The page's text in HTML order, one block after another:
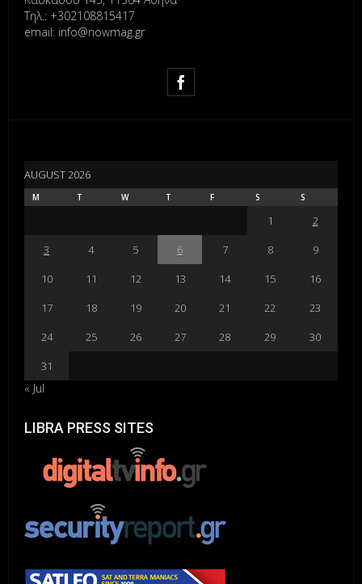
Τηλ.: +302108815417
email: info@nowmag.gr
AUGUST 2026
M T W T F S S
1
2
3
4 5 6 7 8
9
10
11 12 13 14 15
16
17
18 19 20 21 22
23
24
25 26 27 28 29
30
31
« Jul
LIBRA PRESS SITES